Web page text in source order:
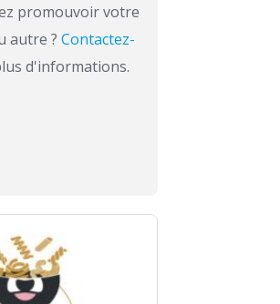
promouvoir votre
autre ? Contactez-
d'informations.